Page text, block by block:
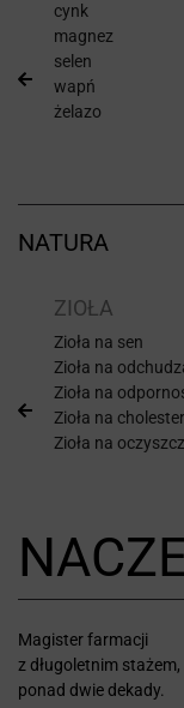
cynk
magnez
selen
wapń
żelazo
NATURA
ZIOŁA
Zioła na sen
Zioła na
Zioła na
Zioła na
Zioła na
Magister farmacji
z długoletnim
ponad dwie dekady.